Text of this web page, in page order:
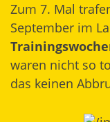
Zum 7. Mal
September im
waren nicht so
das keinen